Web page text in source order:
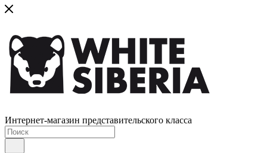
Интернет-магазин представительского класса